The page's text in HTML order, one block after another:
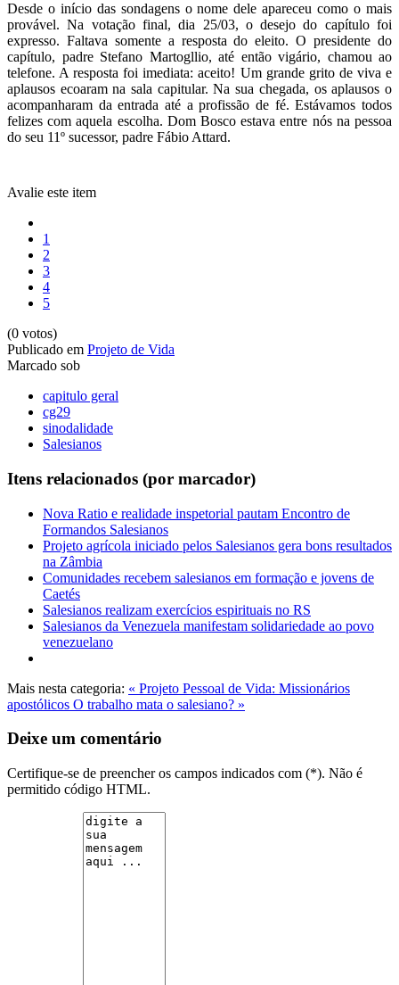
Desde o início das sondagens o nome dele apareceu como o mais
provável. Na votação final, dia 25/03, o desejo do capítulo foi
expresso. Faltava somente a resposta do eleito. O presidente do
capítulo, padre Stefano Martogllio, até então vigário, chamou ao
telefone. A resposta foi imediata: aceito! Um grande grito de viva e
aplausos ecoaram na sala capitular. Na sua chegada, os aplausos o
acompanharam da entrada até a profissão de fé. Estávamos todos
felizes com aquela escolha. Dom Bosco estava entre nós na pessoa
do seu 11º sucessor, padre Fábio Attard.
Avalie este item
1
2
3
4
5
(0 votos)
Publicado em Projeto de Vida
Marcado sob
capitulo geral
cg29
sinodalidade
Salesianos
Itens relacionados (por marcador)
Nova Ratio e realidade inspetorial pautam Encontro de
Formandos Salesianos
Projeto agrícola iniciado pelos Salesianos gera bons resultados
na Zâmbia
Comunidades recebem salesianos em formação e jovens de
Caetés
Salesianos realizam exercícios espirituais no RS
Salesianos da Venezuela manifestam solidariedade ao povo
venezuelano
Mais nesta categoria: « Projeto Pessoal de Vida: Missionários
apostólicos O trabalho mata o salesiano? »
Deixe um comentário
Certifique-se de preencher os campos indicados com (*). Não é
permitido código HTML.